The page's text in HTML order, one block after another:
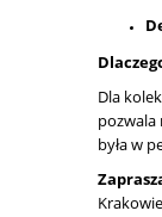
Dla
pozwala
była w